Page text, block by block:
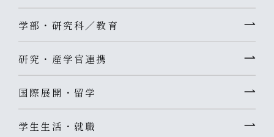
学部・研究科／教育
研究・産学官連携
国際展開・留学
学生生活・就職